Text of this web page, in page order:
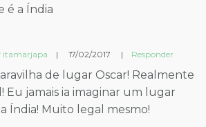
é a Índia
itamarjapa | 17/02/2017 | Responder
de lugar Oscar! Realmente
Eu jamais ia imaginar um lugar
Índia! Muito legal mesmo!